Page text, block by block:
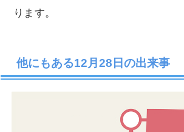
ります。
他にもある12月28日の出来事